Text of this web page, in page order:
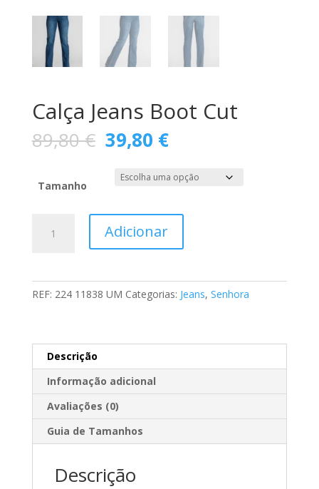
Calça Jeans Boot Cut
89,80€ O
preço
original
era:
39,80 €O
preço
atual
é:
Tamanho
Adicionar
REF: 224 11838 UM Categorias: Jeans, Senhora
Descrição
Informação adicional
Avaliações (0)
Guia de Tamanhos
Descrição